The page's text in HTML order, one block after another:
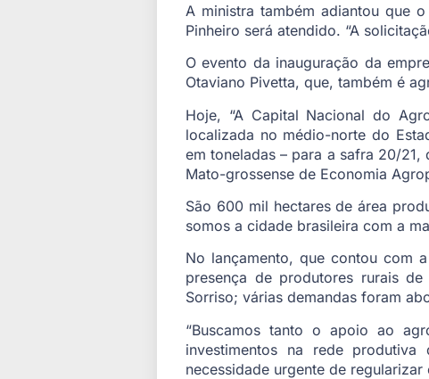
A ministra também adiantou que
Pinheiro será atendido. “A
O evento da inauguração da
Otaviano Pivetta, que, também é
Hoje, “A Capital Nacional do
localizada no médio-norte do
em toneladas – para a safra 20/
Mato-grossense de Economia
São 600 mil hectares de área
somos a cidade brasileira com a
No lançamento, que contou com
presença de produtores rurais
Sorriso; várias demandas foram
“Buscamos tanto o apoio ao
investimentos na rede
necessidade urgente de